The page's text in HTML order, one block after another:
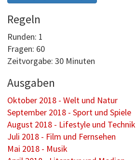
Regeln
Runden: 1
Fragen: 60
Zeitvorgabe: 30 Minuten
Ausgaben
Oktober 2018 - Welt und Natur
September 2018 - Sport und Spiele
August 2018 - Lifestyle und Technik
Juli 2018 - Film und Fernsehen
Mai 2018 - Musik